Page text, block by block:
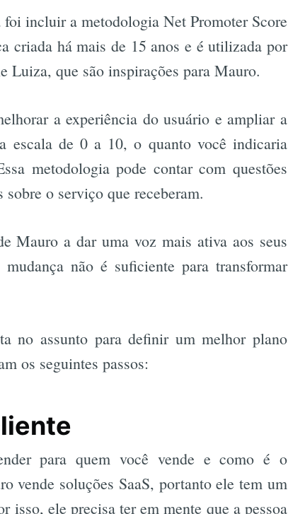
incluir a metodologia Net Promoter Score
criada há mais de 15 anos e é utilizada por
Luiza, que são inspirações para Mauro.
a experiência do usuário e ampliar a
escala de 0 a 10, o quanto você indicaria
metodologia pode contar com questões
sobre o serviço que receberam.
Mauro a dar uma voz mais ativa aos seus
não é suficiente para transformar
no assunto para definir um melhor plano
os seguintes passos:
para quem você vende e como é o
vende soluções SaaS, portanto ele tem um
isso, ele precisa ter em mente que a pessoa